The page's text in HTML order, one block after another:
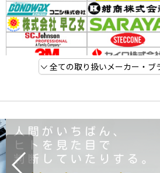
全ての取り扱いメーカー・ブ